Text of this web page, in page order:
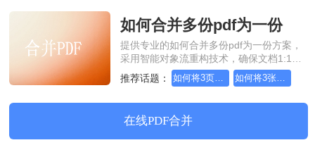
如何合并多份pdf为一份
提供专业的如何合并多份pdf为一份方案，
采用智能对象流重构技术，确保文档1:1高
保真还原且排版不乱码。支持一键批量处
理，全链路 SSL 加密保障隐私安全。助您
装，高效办公。
推荐话题： 如何将3页pdf合并为1页 如何将3张pdf合并为1张
在线PDF合并